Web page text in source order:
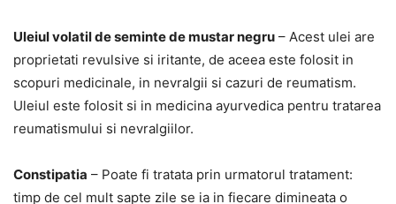
Uleiul volatil de seminte de mustar negru – Acest ulei are
proprietati revulsive si iritante, de aceea este folosit in
scopuri medicinale, in nevralgii si cazuri de reumatism.
Uleiul este folosit si in medicina ayurvedica pentru tratarea
reumatismului si nevralgiilor.
Constipatia – Poate fi tratata prin urmatorul tratament:
timp de cel mult sapte zile se ia in fiecare dimineata o